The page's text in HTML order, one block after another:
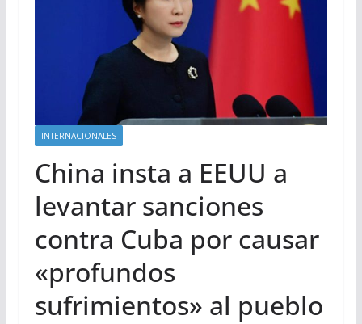
INTERNACIONALES
China insta a EEUU a
levantar sanciones
contra Cuba por causar
«profundos
sufrimientos» al pueblo